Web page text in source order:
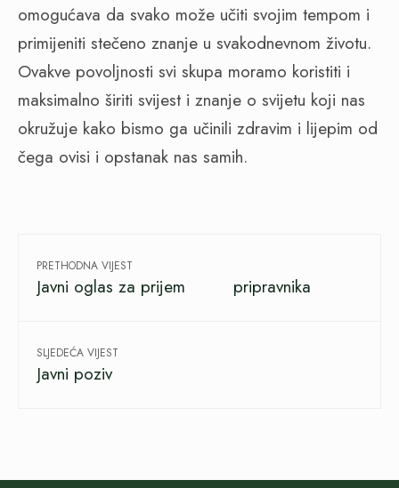
omogućava da svako može učiti svojim tempom i
primijeniti stečeno znanje u svakodnevnom životu.
Ovakve povoljnosti svi skupa moramo koristiti i
maksimalno širiti svijest i znanje o svijetu koji nas
okružuje kako bismo ga učinili zdravim i lijepim od
čega ovisi i opstanak nas samih.
PRETHODNA VIJEST
Javni oglas za prijem pripravnika
SLJEDEĆA VIJEST
Javni poziv